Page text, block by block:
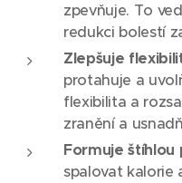
zpevňuje. To
redukci bolestí
Zlepšuje
protahuje a
flexibilita a
zranění a
Formuje štíhlou
spalovat kalorie